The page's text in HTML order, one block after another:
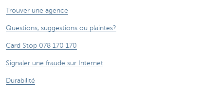
Trouver une agence
Questions, suggestions ou plaintes?
Card Stop 078 170 170
Signaler une fraude sur Internet
Durabilité